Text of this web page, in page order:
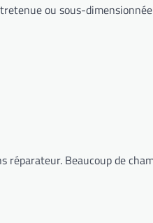
ou sous-
Beaucoup de